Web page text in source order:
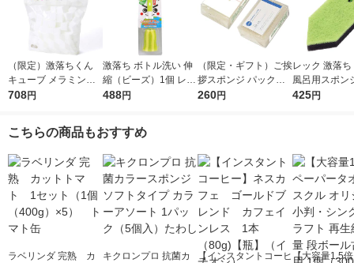
（限定）激落ちくん
キューブ メラミンス
ポンジ 大容量 1パッ
オリジナル
708円
激落ち ボトル洗い 伸
縮（ビーズ）1個 レッ
ク
488円
（限定・ギフト）ご挨
拶スポンジ パックス
ナチュロン キッチン
260円
レック 激落
風呂用スポン
取りバスクリ
425円
こちらの商品もおすすめ
ラベリンダ 完熟 カ
キクロンプロ 抗菌カ
【インスタントコーヒ 【大容量1.5